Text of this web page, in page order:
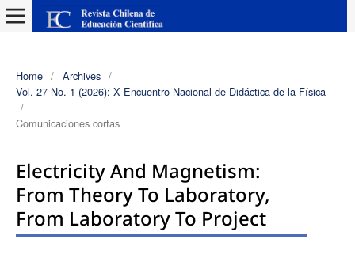
Home / Archives /
Vol. 27 No. 1 (2026): X Encuentro Nacional de Didáctica de la Física
/
Comunicaciones cortas
Electricity And Magnetism:
From Theory To Laboratory,
From Laboratory To Project